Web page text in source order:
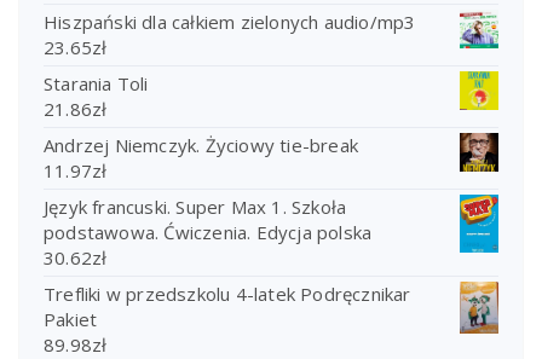
Hiszpański dla całkiem zielonych audio/mp3
23.65zł
Starania Toli
21.86zł
Andrzej Niemczyk. Życiowy tie-break
11.97zł
Język francuski. Super Max 1. Szkoła
podstawowa. Ćwiczenia. Edycja polska
30.62zł
Trefliki w przedszkolu 4-latek Podręcznikar
Pakiet
89.98zł